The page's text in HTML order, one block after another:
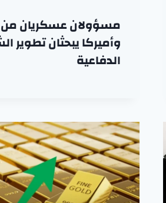
مسؤولان عسكريان
وأميركا يبحثان تطوير
الدفاعية